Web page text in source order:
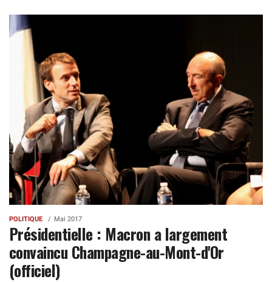
POLITIQUE Mai 2017
Présidentielle : Macron a largement
convaincu Champagne-au-Mont-d'Or
(officiel)